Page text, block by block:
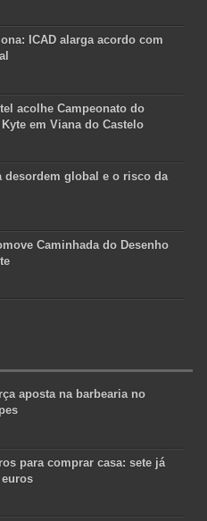
ICAD alarga acordo com
acolhe Campeonato do
em Viana do Castelo
desordem global e o risco da
Caminhada do Desenho
aposta na barbearia no
para comprar casa: sete já